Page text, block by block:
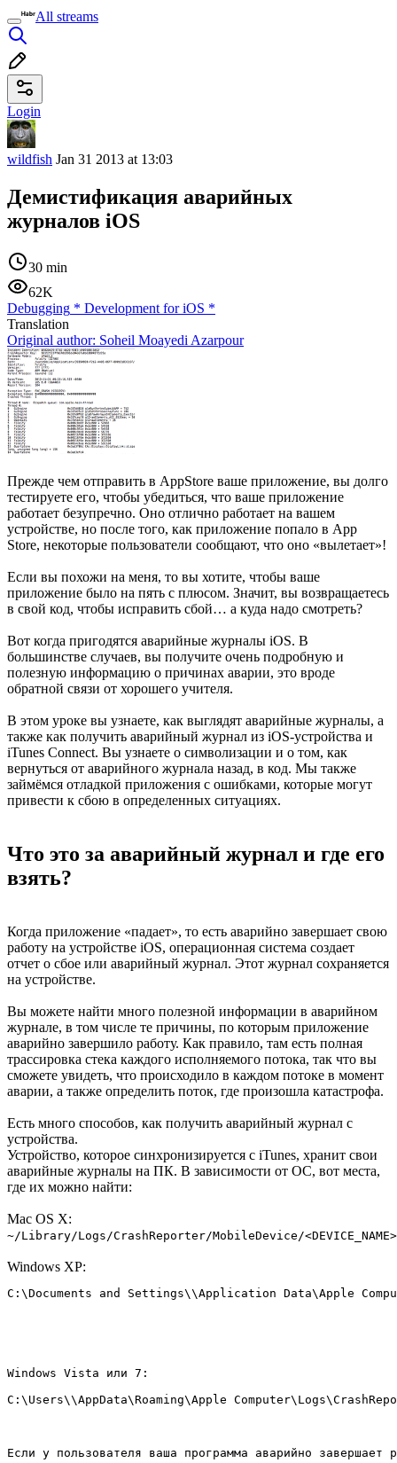
All streams
Login
wildfish Jan 31 2013 at 13:03
Демистификация аварийных
журналов iOS
30 min
62K
Debugging * Development for iOS *
Translation
Original author: Soheil Moayedi Azarpour
Прежде чем отправить в AppStore ваше приложение, вы долго
тестируете его, чтобы убедиться, что ваше приложение
работает безупречно. Оно отлично работает на вашем
устройстве, но после того, как приложение попало в App
Store, некоторые пользователи сообщают, что оно «вылетает»!
Если вы похожи на меня, то вы хотите, чтобы ваше
приложение было на пять с плюсом. Значит, вы возвращаетесь
в свой код, чтобы исправить сбой… а куда надо смотреть?
Вот когда пригодятся аварийные журналы iOS. В
большинстве случаев, вы получите очень подробную и
полезную информацию о причинах аварии, это вроде
обратной связи от хорошего учителя.
В этом уроке вы узнаете, как выглядят аварийные журналы, а
также как получить аварийный журнал из iOS-устройства и
iTunes Connect. Вы узнаете о символизации и о том, как
вернуться от аварийного журнала назад, в код. Мы также
займёмся отладкой приложения с ошибками, которые могут
привести к сбою в определенных ситуациях.
Что это за аварийный журнал и где его
взять?
Когда приложение «падает», то есть аварийно завершает свою
работу на устройстве iOS, операционная система создает
отчет о сбое или аварийный журнал. Этот журнал сохраняется
на устройстве.
Вы можете найти много полезной информации в аварийном
журнале, в том числе те причины, по которым приложение
аварийно завершило работу. Как правило, там есть полная
трассировка стека каждого исполняемого потока, так что вы
сможете увидеть, что происходило в каждом потоке в момент
аварии, а также определить поток, где произошла катастрофа.
Есть много способов, как получить аварийный журнал с
устройства.
Устройство, которое синхронизируется с iTunes, хранит свои
аварийные журналы на ПК. В зависимости от ОС, вот места,
где их можно найти:
Mac OS X:
~/Library/Logs/CrashReporter/MobileDevice/<DEVICE_NAME>
Windows XP:
C:\Documents and Settings\\Application Data\Apple
Windows Vista или 7:
C:\Users\\AppData\Roaming\Apple
Если у пользователя ваша программа аварийно